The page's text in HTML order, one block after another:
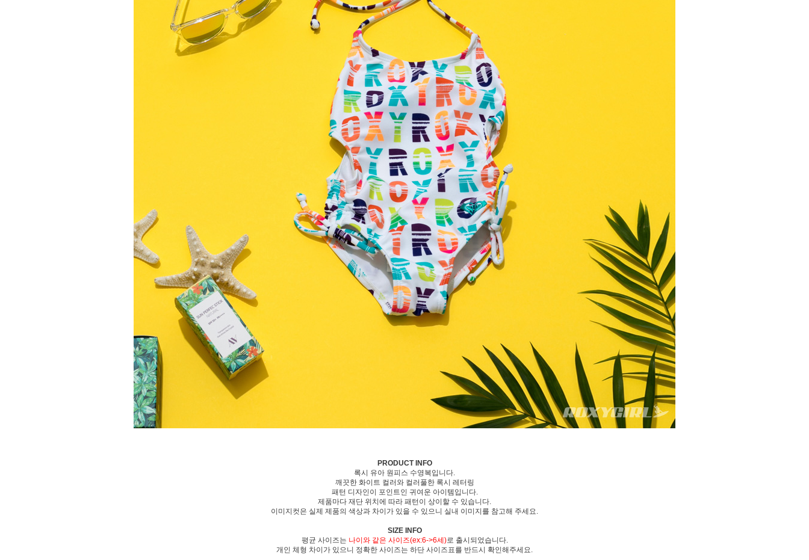
PRODUCT INFO
록시 유아 원피스 수영복입니다.
깨끗한 화이트 컬러와 컬러풀한 록시 레터링
패턴 디자인이 포인트인 귀여운 아이템입니다.
제품마다 재단 위치에 따라 패턴이 상이할 수 있습니다.
이미지컷은 실제 제품의 색상과 차이가 있을 수 있으니 실내 이미지를 참고해 주세요.
SIZE INFO
평균 사이즈는 나이와 같은 사이즈(ex:6->6세)로 출시되었습니다.
개인 체형 차이가 있으니 정확한 사이즈는 하단 사이즈표를 반드시 확인해주세요.